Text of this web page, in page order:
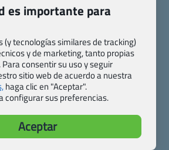
somos
Registro de agencias
Condiciones generales
y cookies
Transparencia
las páginas – sitemap
Viajes.com
Minute Express S.L.U.
CC HLS, Local 13
es importante para
(y tecnologías similares de tracking)
y de marketing, tanto propias
consentir su uso y seguir
sitio web de acuerdo a nuestra
haga clic en "Aceptar".
configurar sus preferencias.
Aceptar